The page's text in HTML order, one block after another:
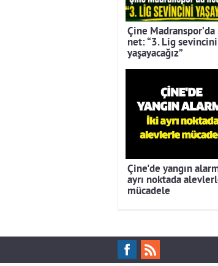
Çine
net: “3. Lig sevincini
yaşayacağız”
Çine'de yangın
ayrı noktada
mücadele